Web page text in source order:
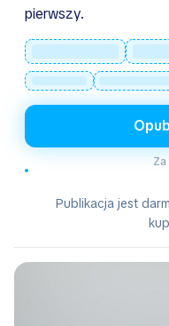
pierwszy.
Publikacja jest